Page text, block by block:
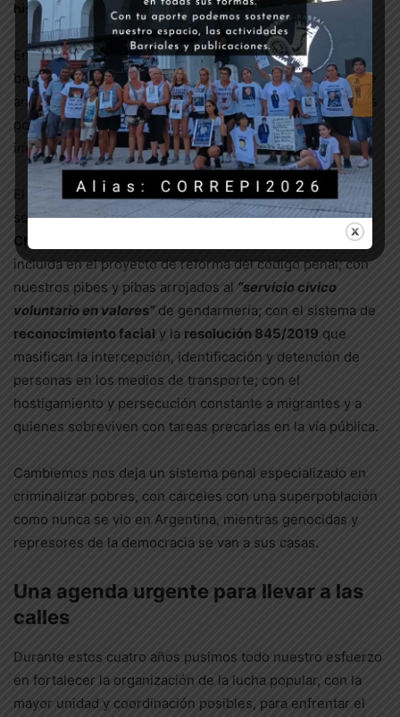
historia en detenciones arbitrarias.
Enfrentamos en las calles operativos con un despliegue
bélico cada vez más marcado, con decenas de heridos de
arma de fuego en las movilizaciones, con presas y presos
políticos, y centenares de nuevas causas con
imputaciones gravísimas contra manifestantes.
El gobierno de Macri y Bullrich nos deja un aparato de
seguridad recargado, con laspicanas Tasery ladoctrina
Chocobar
incluida en el proyecto de reforma del código penal; con
nuestros pibes y pibas arrojados al “servicio cívico
voluntario en valores”de gendarmería; con el sistema de
reconocimiento facial y la resolución 845/2019 que
masifican la intercepción, identificación y detención de
personas en los medios de transporte; con el
hostigamiento y persecución constante a migrantes y a
quienes sobreviven con tareas precarias en la vía pública.
Cambiemos nos deja un sistema penal especializado en
criminalizar pobres, con cárceles con una superpoblación
como nunca se vio en Argentina, mientras genocidas y
represores de la democracia se van a sus casas.
Una agenda urgente para llevar a las
calles
Durante estos cuatro años pusimos todo nuestro esfuerzo
en fortalecer la organización de la lucha popular, con la
mayor unidad y coordinación posibles, para enfrentar el